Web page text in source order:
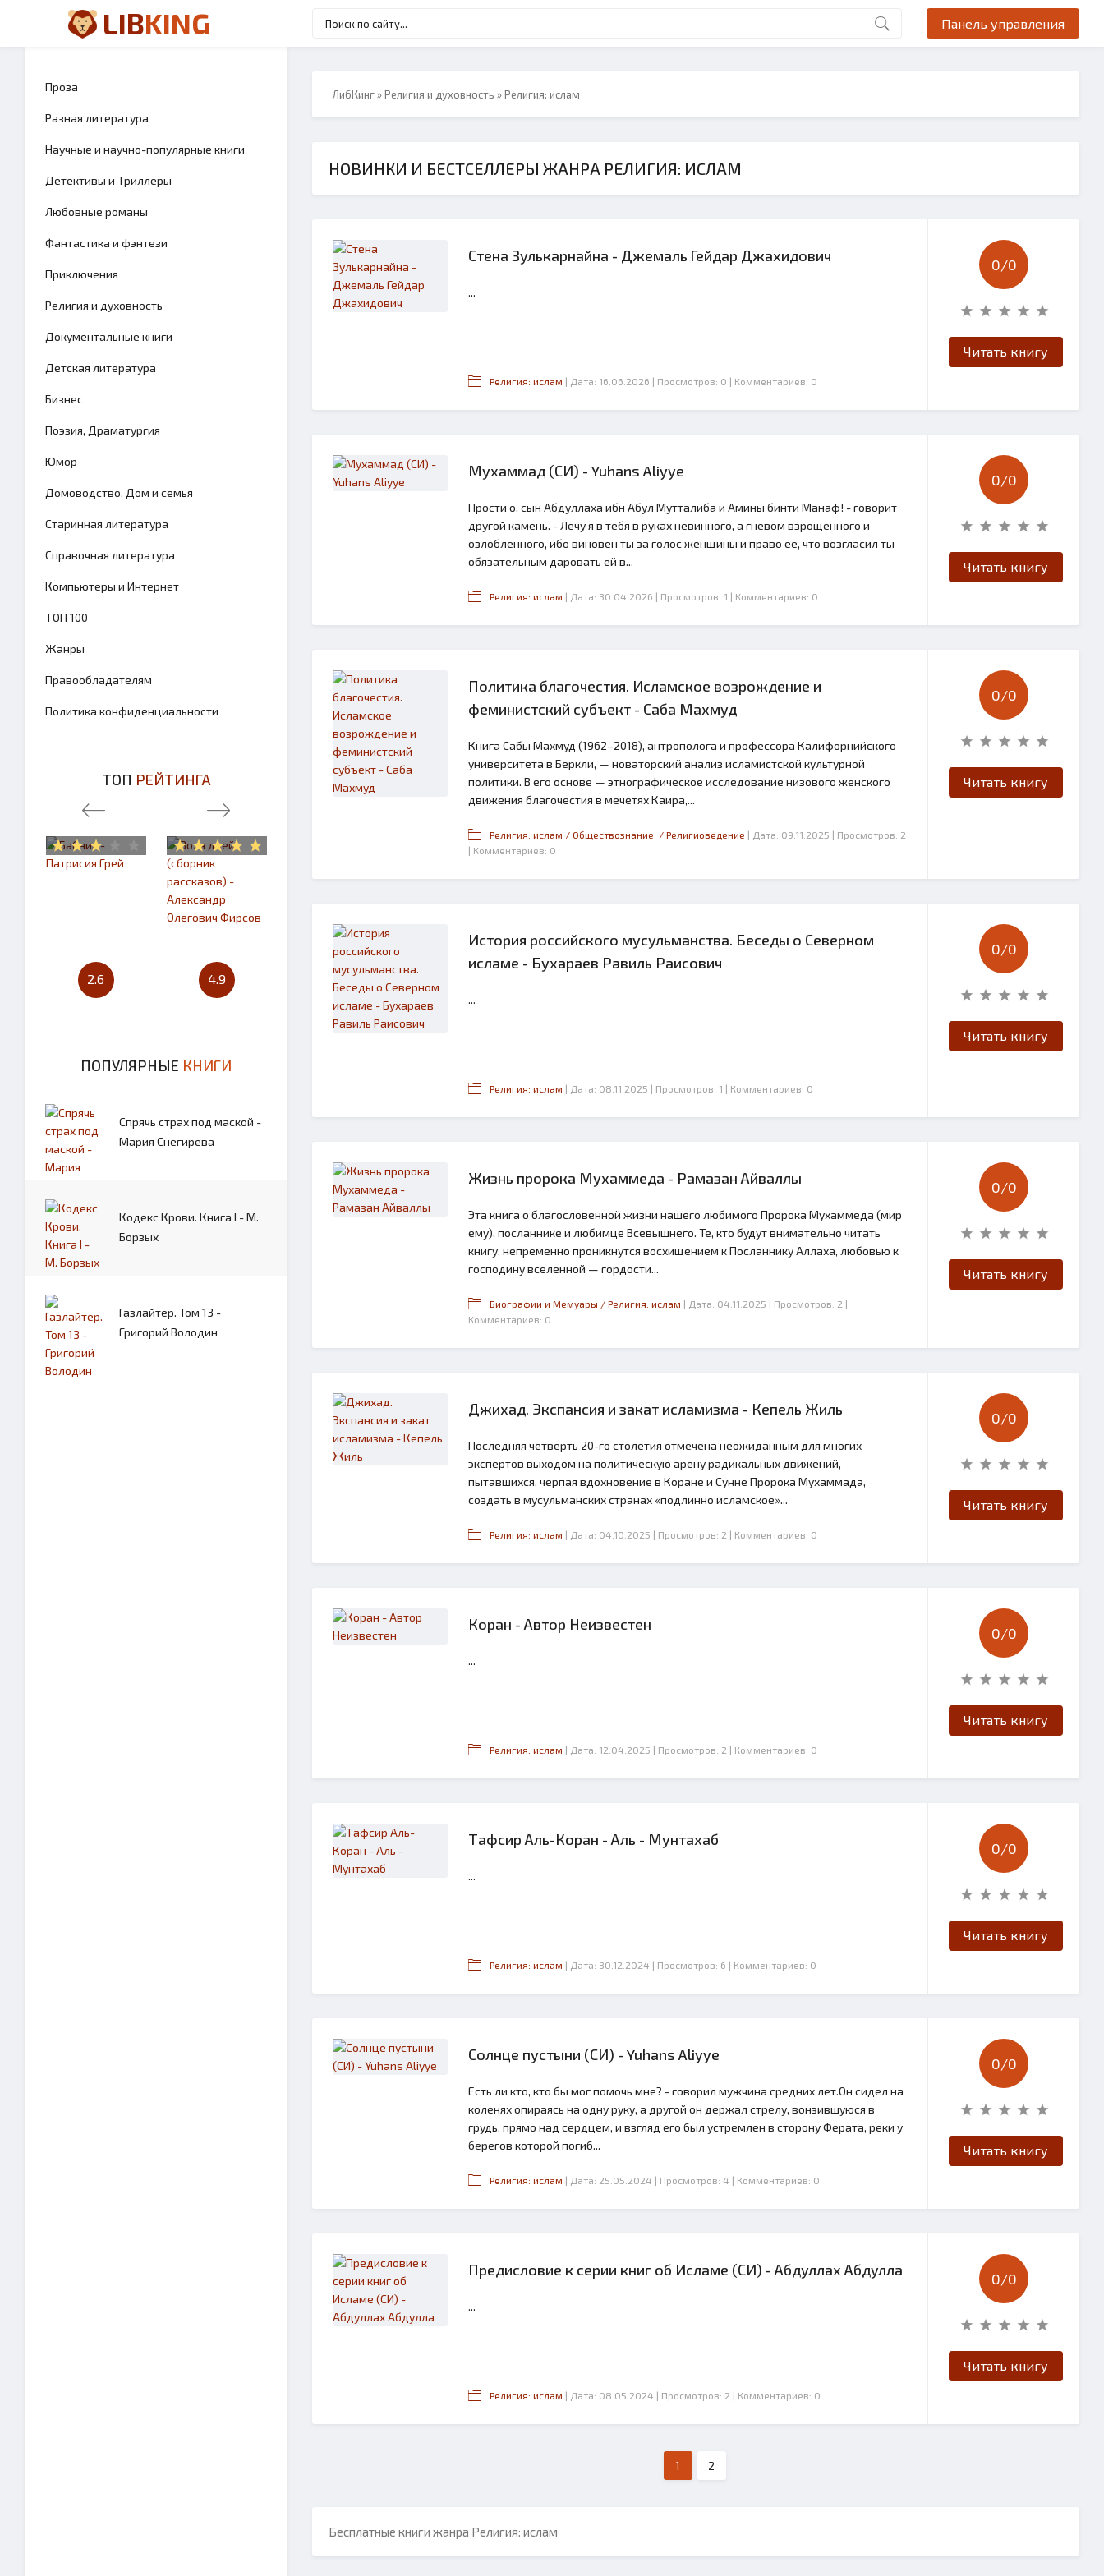
LIBKING Панель управления
Проза
Разная литература
Научные и научно-популярные книги
Детективы и Триллеры
Любовные романы
Фантастика и фэнтези
Приключения
Религия и духовность
Документальные книги
Детская литература
Бизнес
Поэзия, Драматургия
Юмор
Домоводство, Дом и семья
Старинная литература
Справочная литература
Компьютеры и Интернет
TОП 100
Жанры
Правообладателям
Политика конфиденциальности
ТОП РЕЙТИНГА
2.6 4.9
ПОПУЛЯРНЫЕ КНИГИ
Спрячь страх под маской -
Мария Снегирева
Кодекс Крови. Книга I - М.
Борзых
Газлайтер. Том 13 -
Григорий Володин
ЛибКинг»Религия и духовность » Религия: ислам
НОВИНКИ И БЕСТСЕЛЛЕРЫ ЖАНРА РЕЛИГИЯ: ИСЛАМ
Стена Зулькарнайна - Джемаль Гейдар Джахидович
...
Религия: ислам | Дата: 16.06.2026 | Просмотров: 0 | Комментариев: 0
0/0
Читать книгу
Мухаммад (СИ) - Yuhans Aliyye
Прости о, сын Абдуллаха ибн Абул Мутталиба и Амины бинти Манаф! - говорит
другой камень. - Лечу я в тебя в руках невинного, а гневом взрощенного и
озлобленного, ибо виновен ты за голос женщины и право ее, что возгласил ты
обязательным даровать ей в...
Религия: ислам | Дата: 30.04.2026 | Просмотров: 1 | Комментариев: 0
0/0
Читать книгу
Политика благочестия. Исламское возрождение и
феминистский субъект - Саба Махмуд
Книга Сабы Махмуд (1962–2018), антрополога и профессора Калифорнийского
университета в Беркли, — новаторский анализ исламистской культурной
политики. В его основе — этнографическое исследование низового женского
движения благочестия в мечетях Каира,...
Религия: ислам / Обществознание / Религиоведение | Дата: 09.11.2025 | Просмотров: 2
| Комментариев: 0
0/0
Читать книгу
История российского мусульманства. Беседы о Северном
исламе - Бухараев Равиль Раисович
...
Религия: ислам | Дата: 08.11.2025 | Просмотров: 1 | Комментариев: 0
0/0
Читать книгу
Жизнь пророка Мухаммеда - Рамазан Айваллы
Эта книга о благословенной жизни нашего любимого Пророка Мухаммеда (мир
ему), посланнике и любимце Всевышнего. Те, кто будут внимательно читать
книгу, непременно проникнутся восхищением к Посланнику Аллаха, любовью к
господину вселенной — гордости...
Биографии и Мемуары / Религия: ислам | Дата: 04.11.2025 | Просмотров: 2 |
Комментариев: 0
0/0
Читать книгу
Джихад. Экспансия и закат исламизма - Кепель Жиль
Последняя четверть 20-го столетия отмечена неожиданным для многих
экспертов выходом на политическую арену радикальных движений,
пытавшихся, черпая вдохновение в Коране и Сунне Пророка Мухаммада,
создать в мусульманских странах «подлинно исламское»...
Религия: ислам | Дата: 04.10.2025 | Просмотров: 2 | Комментариев: 0
0/0
Читать книгу
Коран - Автор Неизвестен
...
Религия: ислам | Дата: 12.04.2025 | Просмотров: 2 | Комментариев: 0
0/0
Читать книгу
Тафсир Аль-Коран - Аль - Мунтахаб
...
Религия: ислам | Дата: 30.12.2024 | Просмотров: 6 | Комментариев: 0
0/0
Читать книгу
Солнце пустыни (СИ) - Yuhans Aliyye
Есть ли кто, кто бы мог помочь мне? - говорил мужчина средних лет.Он сидел на
коленях опираясь на одну руку, а другой он держал стрелу, вонзившуюся в
грудь, прямо над сердцем, и взгляд его был устремлен в сторону Ферата, реки у
берегов которой погиб...
Религия: ислам | Дата: 25.05.2024 | Просмотров: 4 | Комментариев: 0
0/0
Читать книгу
Предисловие к серии книг об Исламе (СИ) - Абдуллах Абдулла
...
Религия: ислам | Дата: 08.05.2024 | Просмотров: 2 | Комментариев: 0
0/0
Читать книгу
1 2
Бесплатные книги жанра Религия: ислам